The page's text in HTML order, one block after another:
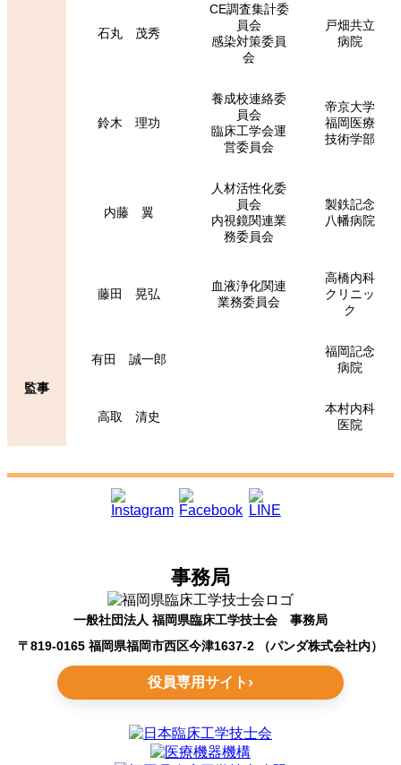
石丸 茂秀
CE調査集計委
員会
感染対策委員
会
戸畑共立
病院
鈴木 理功
養成校連絡委
員会
臨床工学会運
営委員会
帝京大学
福岡医療
技術学部
内藤 翼
人材活性化委
員会
内視鏡関連業
務委員会
製鉄記念
八幡病院
藤田 晃弘
血液浄化関連
業務委員会
高橋内科
クリニッ
ク
監事
有田 誠一郎
福岡記念
病院
高取 清史
本村内科
医院
事務局
一般社団法人 福岡県臨床工学技士会 事務局
〒819-0165 福岡県福岡市西区今津1637-2 （パンダ株式会社内）
役員専用サイト